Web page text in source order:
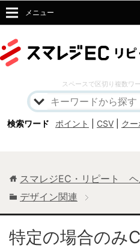
スペースで区切り複数ワ
検索ワード ポイント CSV ク
メニュー
スマレジEC・リピート ヘ
デザイン関連
特定の場合のみ